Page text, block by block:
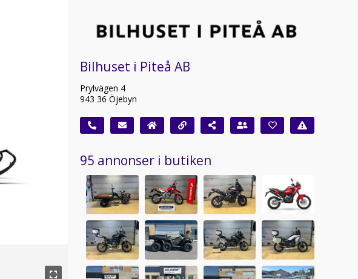
Bilhuset i Piteå AB
Prylvägen 4
943 36 Öjebyn
95 annonser i butiken